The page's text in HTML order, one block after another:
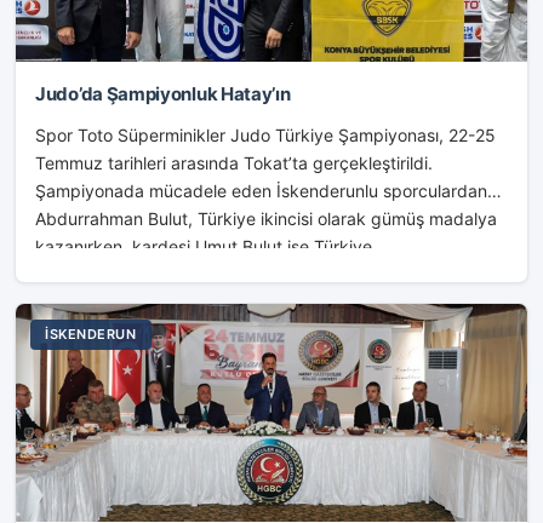
Judo’da Şampiyonluk Hatay’ın
Spor Toto Süperminikler Judo Türkiye Şampiyonası, 22-25
Temmuz tarihleri arasında Tokat’ta gerçekleştirildi.
Şampiyonada mücadele eden İskenderunlu sporculardan
Abdurrahman Bulut, Türkiye ikincisi olarak gümüş madalya
kazanırken, kardeşi Umut Bulut ise Türkiye...
İSKENDERUN